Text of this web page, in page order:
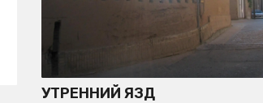
УТРЕННИЙ ЯЗД